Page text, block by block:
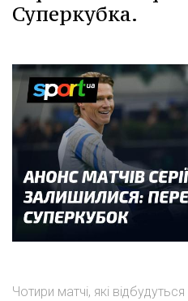
Суперкубка.
Чотири матчі, які